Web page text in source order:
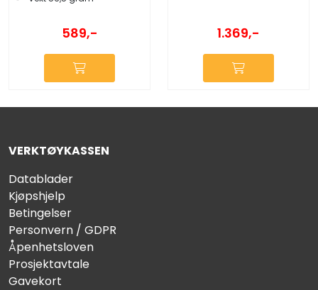
589,- 1.369,-
VERKTØYKASSEN
Datablader
Kjøpshjelp
Betingelser
Personvern / GDPR
Åpenhetsloven
Prosjektavtale
Gavekort